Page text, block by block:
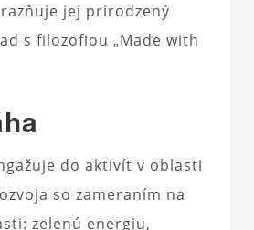
jej prirodzený
s filozofiou „Made with
do aktivít v oblasti
so zameraním na
zelenú energiu,